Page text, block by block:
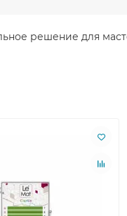
решение для